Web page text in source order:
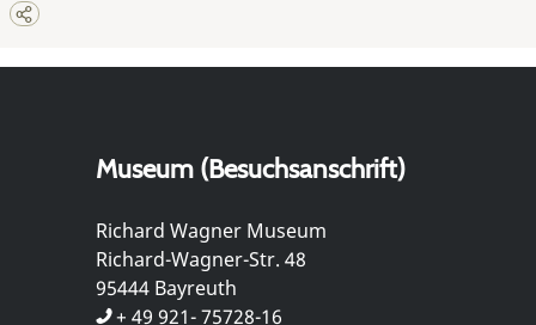
Museum (Besuchsanschrift)
Richard Wagner Museum
Richard-Wagner-Str. 48
95444 Bayreuth
+ 49 921- 75728-16